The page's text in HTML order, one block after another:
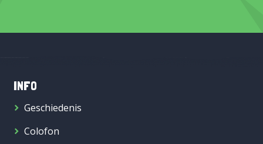
INFO
Geschiedenis
Colofon